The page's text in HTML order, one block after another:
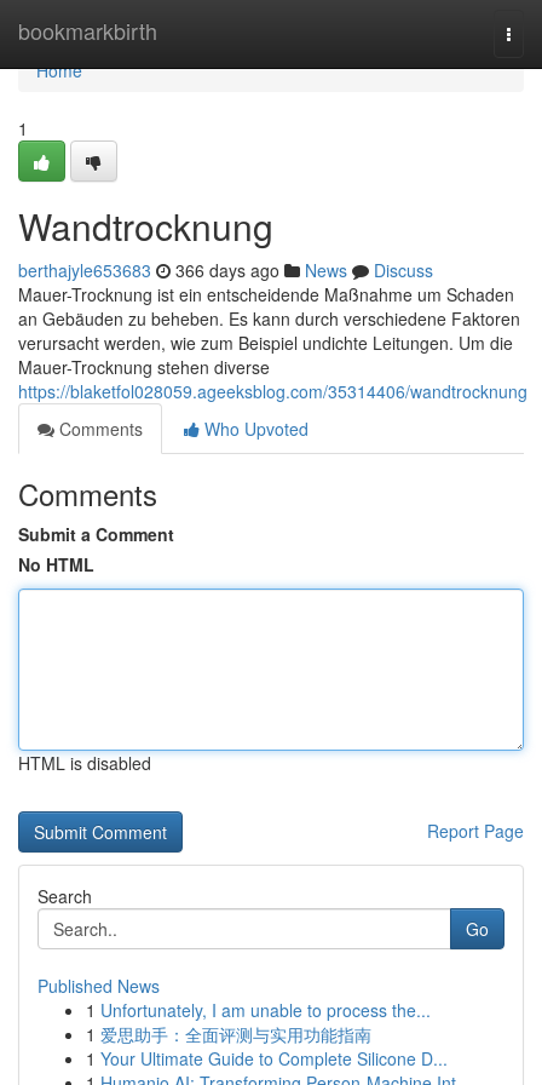
bookmarkbirth
Home
Home
1
Wandtrocknung
berthajyle653683 366 days ago News
Discuss
Mauer-Trocknung ist ein entscheidende Maßnahme um Schaden
an Gebäuden zu beheben. Es kann durch verschiedene Faktoren
verursacht werden, wie zum Beispiel undichte Leitungen. Um die
Mauer-Trocknung stehen diverse
https://blaketfol028059.ageeksblog.com/35314406/wandtrocknung
Comments
Who Upvoted
Comments
Submit a Comment
No HTML
HTML is disabled
Report Page
Search
Go
Published News
1 Unfortunately, I am unable to process the...
1 爱思助手：全面评测与实用功能指南
1 Your Ultimate Guide to Complete Silicone D...